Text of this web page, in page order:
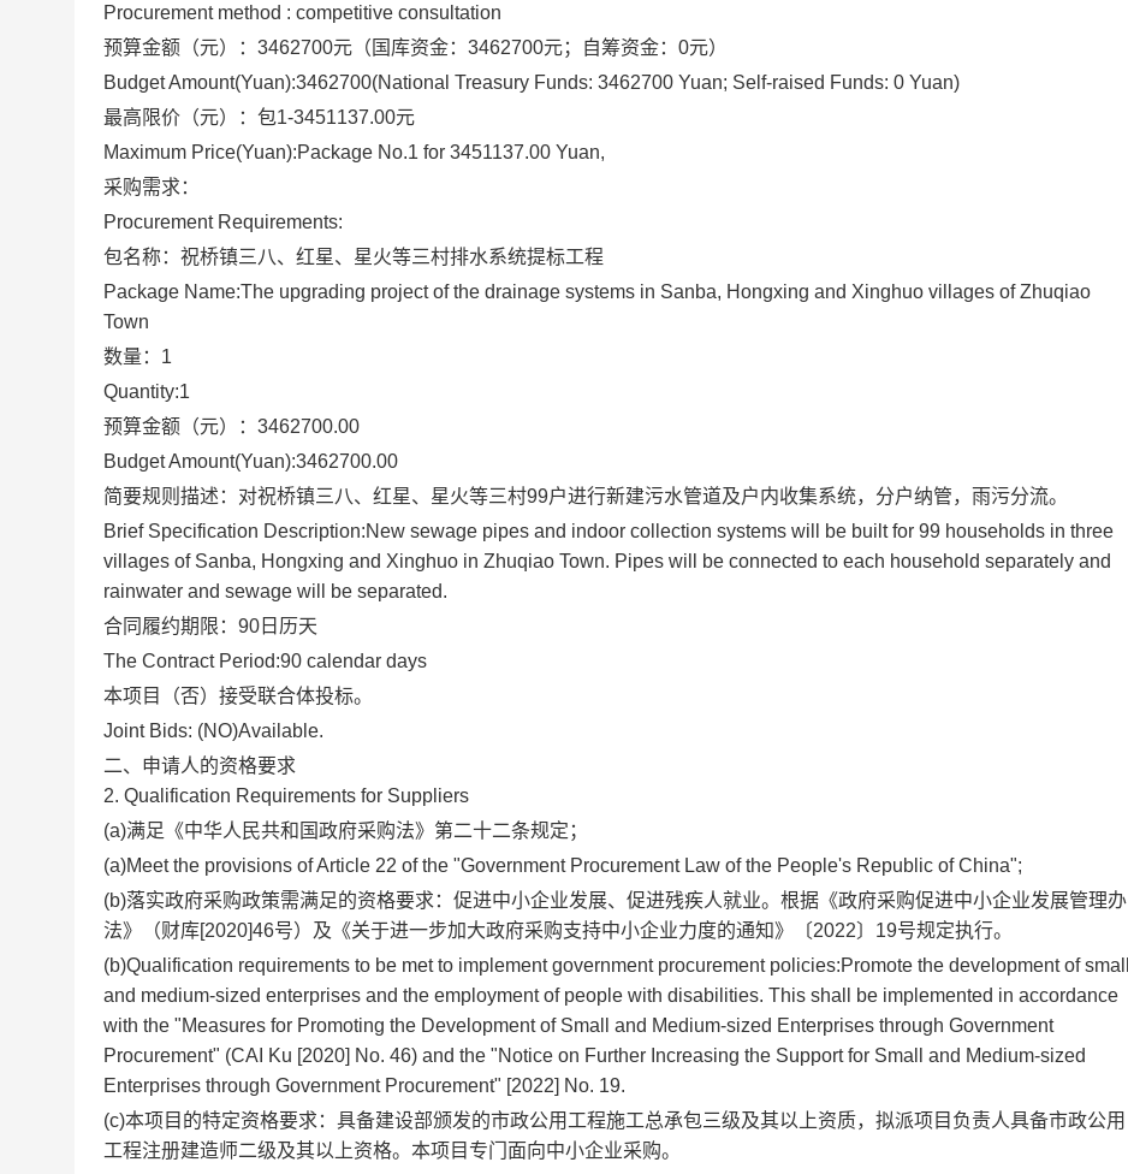
Procurement method : competitive consultation
预算金额（元）： 3462700元 （ 国库资金：3462700元；自筹资金：0元）
Budget Amount(Yuan):3462700(National Treasury Funds: 3462700 Yuan; Self-raised Funds: 0 Yuan)
最高限价（元）： 包1-3451137.00元
Maximum Price(Yuan):Package No.1 for 3451137.00 Yuan,
采购需求：
Procurement Requirements:
包名称： 祝桥镇三八、红星、星火等三村排水系统提标工程
Package Name:The upgrading project of the drainage systems in Sanba, Hongxing and Xinghuo villages of Zhuqiao
Town
数量： 1
Quantity:1
预算金额（元）： 3462700.00
Budget Amount(Yuan):3462700.00
简要规则描述： 对祝桥镇三八、红星、星火等三村99户进行新建污水管道及户内收集系统，分户纳管，雨污分流。
Brief Specification Description:New sewage pipes and indoor collection systems will be built for 99 households in three
villages of Sanba, Hongxing and Xinghuo in Zhuqiao Town. Pipes will be connected to each household separately and
rainwater and sewage will be separated.
合同履约期限： 90日历天
The Contract Period:90 calendar days
本项目（否）接受联合体投标。
Joint Bids: (NO)Available.
二、申请人的资格要求
2. Qualification Requirements for Suppliers
(a)满足《中华人民共和国政府采购法》第二十二条规定；
(a)Meet the provisions of Article 22 of the "Government Procurement Law of the People's Republic of China";
(b)落实政府采购政策需满足的资格要求： 促进中小企业发展、促进残疾人就业。根据《政府采购促进中小企业发展管理办
法》（财库[2020]46号）及《关于进一步加大政府采购支持中小企业力度的通知》〔2022〕19号规定执行。
(b)Qualification requirements to be met to implement government procurement policies:Promote the development of small
and medium-sized enterprises and the employment of people with disabilities. This shall be implemented in accordance
with the "Measures for Promoting the Development of Small and Medium-sized Enterprises through Government
Procurement" (CAI Ku [2020] No. 46) and the "Notice on Further Increasing the Support for Small and Medium-sized
Enterprises through Government Procurement" [2022] No. 19.
(c)本项目的特定资格要求： 具备建设部颁发的市政公用工程施工总承包三级及其以上资质，拟派项目负责人具备市政公用
工程注册建造师二级及其以上资格。本项目专门面向中小企业采购。